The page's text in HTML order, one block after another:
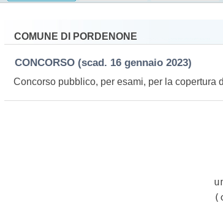
COMUNE DI PORDENONE
CONCORSO (scad. 16 gennaio 2023)
Concorso pubblico, per esami, per la copertura